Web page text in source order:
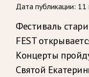
Дата публикации: 11
Фестиваль
FEST
Концерты
Святой